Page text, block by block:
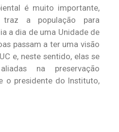
é muito importante,
a população para
a dia de uma Unidade de
passam a ter uma visão
e, neste sentido, elas se
na preservação
o presidente do Instituto,